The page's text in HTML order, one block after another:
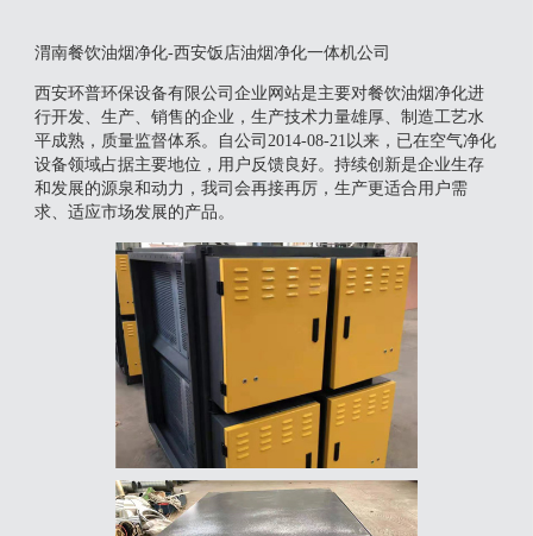
渭南餐饮油烟净化-西安饭店油烟净化一体机公司
西安环普环保设备有限公司企业网站是主要对餐饮油烟净化进
行开发、生产、销售的企业，生产技术力量雄厚、制造工艺水
平成熟，质量监督体系。自公司2014-08-21以来，已在空气净化
设备领域占据主要地位，用户反馈良好。持续创新是企业生存
和发展的源泉和动力，我司会再接再厉，生产更适合用户需
求、适应市场发展的产品。